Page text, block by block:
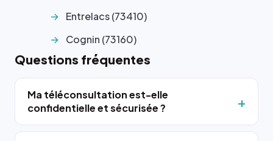
Entrelacs (73410)
Cognin (73160)
Questions fréquentes
Ma téléconsultation est-elle
confidentielle et sécurisée ?